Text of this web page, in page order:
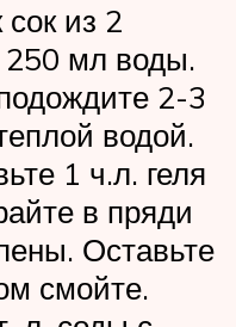
из 2
250 мл воды.
2-3
водой.
1 ч.л. геля
в пряди
Оставьте
смойте.